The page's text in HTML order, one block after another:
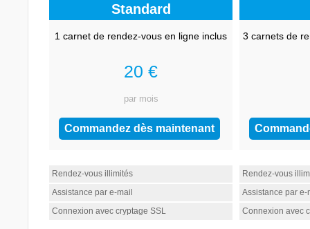
Standard
1 carnet de rendez-vous en ligne inclus 3 carnets de
20 €
par mois
Commandez dès maintenant
Rendez-vous illimités
Assistance par e-mail
Connexion avec cryptage SSL
Rendez-vous
Assistance par e-
Connexion avec